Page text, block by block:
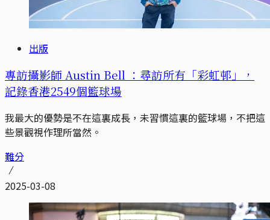
出版
專訪攝影師 Austin Bell ：尋訪所有「彩虹邨」，
記錄香港2549個籃球場
我最大的優勢是不在這裏成長，未習慣這裏的籃球場，不把這
些景觀視作理所當然。
難分
2025-03-08